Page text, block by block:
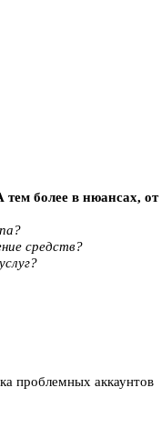
более в нюансах,
средств?
проблемных аккаунтов